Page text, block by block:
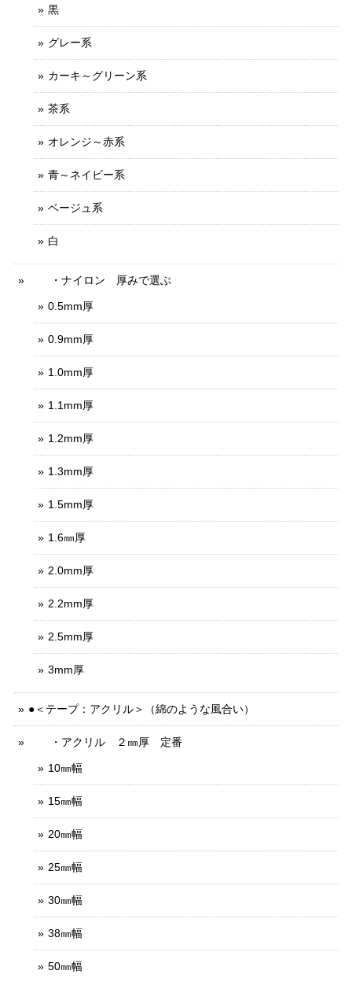
黒
グレー系
カーキ～グリーン系
茶系
オレンジ～赤系
青～ネイビー系
ベージュ系
白
・ナイロン 厚みで選ぶ
0.5mm厚
0.9mm厚
1.0mm厚
1.1mm厚
1.2mm厚
1.3mm厚
1.5mm厚
1.6㎜厚
2.0mm厚
2.2mm厚
2.5mm厚
3mm厚
●＜テープ：アクリル＞（綿のような風合い）
・アクリル ２㎜厚 定番
10㎜幅
15㎜幅
20㎜幅
25㎜幅
30㎜幅
38㎜幅
50㎜幅